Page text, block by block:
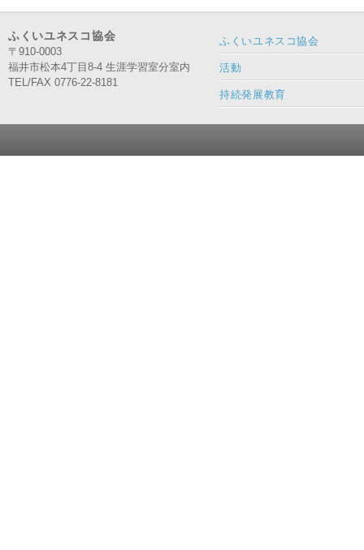
ふくいユネスコ協会
〒910-0003
福井市松本4丁目8-4 生涯学習室分室内
TEL/FAX 0776-22-8181
ふくいユネスコ協会
活動
持続発展教育